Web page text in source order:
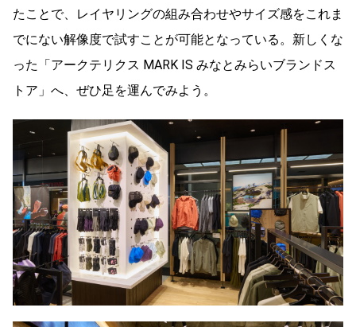
たことで、レイヤリングの組み合わせやサイズ感をこれま
でにない解像度で試すことが可能となっている。新しくな
った 「アークテリクス MARK IS みなとみらいブランドス
トア」へ、ぜひ足を運んでみよう。